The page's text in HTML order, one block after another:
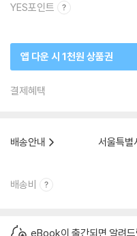
YES포인트
앱 다운 시 1천원 상품권
결제혜택
배송안내
서울특별
배송비
eBook이 출간되면 알려드